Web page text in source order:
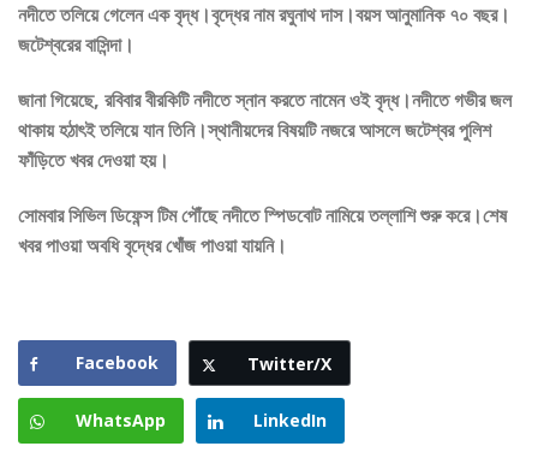
নদীতে তলিয়ে গেলেন এক বৃদ্ধ।বৃদ্ধের নাম রঘুনাথ দাস।বয়স আনুমানিক ৭০ বছর।
জটেশ্বরের বাসিন্দা।
জানা গিয়েছে, রবিবার বীরকিটি নদীতে স্নান করতে নামেন ওই বৃদ্ধ।নদীতে গভীর জল
থাকায় হঠাৎই তলিয়ে যান তিনি।স্থানীয়দের বিষয়টি নজরে আসলে জটেশ্বর পুলিশ
ফাঁড়িতে খবর দেওয়া হয়।
সোমবার সিভিল ডিফেন্স টিম পৌঁছে নদীতে স্পিডবোট নামিয়ে তল্লাশি শুরু করে।শেষ
খবর পাওয়া অবধি বৃদ্ধের খোঁজ পাওয়া যায়নি।
Facebook Twitter/X
WhatsApp LinkedIn